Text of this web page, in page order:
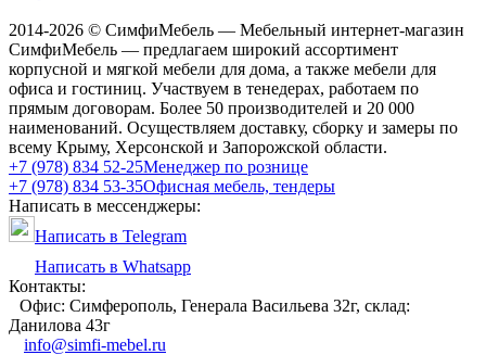
2014-2026 © СимфиМебель — Мебельный интернет-магазин
СимфиМебель — предлагаем широкий ассортимент
корпусной и мягкой мебели для дома, а также мебели для
офиса и гостиниц. Участвуем в тенедерах, работаем по
прямым договорам. Более 50 производителей и 20 000
наименований. Осуществляем доставку, сборку и замеры по
всему Крыму, Херсонской и Запорожской области.
+7 (978) 834 52-25Менеджер по рознице
+7 (978) 834 53-35Офисная мебель, тендеры
Написать в мессенджеры:
Написать в Telegram
Написать в Whatsapp
Контакты:
Офис: Симферополь, Генерала Васильева 32г, склад:
Данилова 43г
info@simfi-mebel.ru